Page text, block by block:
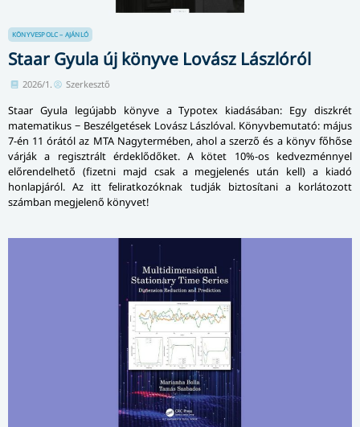
KÖNYVESPOLC – AJÁNLÓ
Staar Gyula új könyve Lovász Lászlóról
2026/1. Szerkesztő
Staar Gyula legújabb könyve a Typotex kiadásában: Egy diszkrét
matematikus − Beszélgetések Lovász Lászlóval. Könyvbemutató: május
7-én 11 órától az MTA Nagytermében, ahol a szerző és a könyv főhőse
várják a regisztrált érdeklődőket. A kötet 10%-os kedvezménnyel
előrendelhető (fizetni majd csak a megjelenés után kell) a kiadó
honlapjáról. Az itt feliratkozóknak tudják biztosítani a korlátozott
számban megjelenő könyvet!